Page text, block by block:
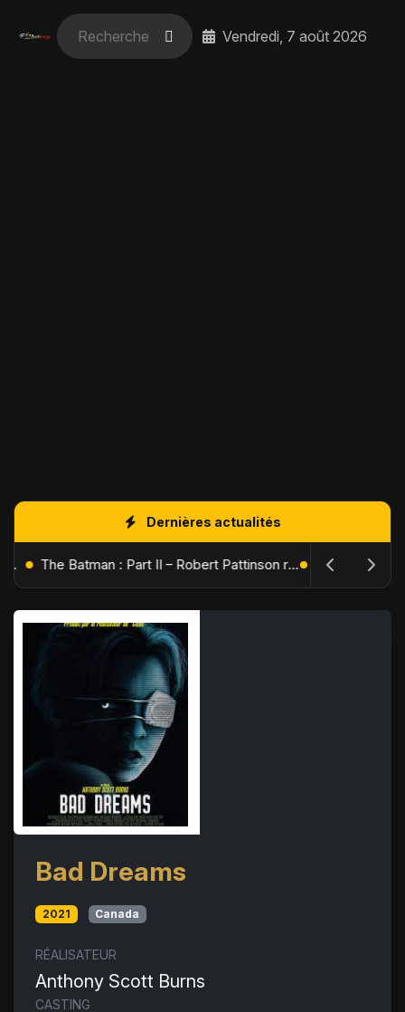
Vendredi, 7 août 2026
Dernières actualités
L'Âge de Glace : Le Réveil du Volcan – Manny, Sid et Diego de retour pour une aventure explosive The Batman : Part II – Robert Pattinson replonge dans les ténèbres de Gotham dès octobre 2027
Bad Dreams
2021 Canada
RÉALISATEUR
Anthony Scott Burns
CASTING